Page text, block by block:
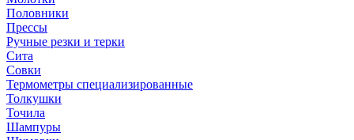
Половники
Прессы
Ручные резки и терки
Сита
Совки
Термометры специализированные
Толкушки
Точила
Шампуры